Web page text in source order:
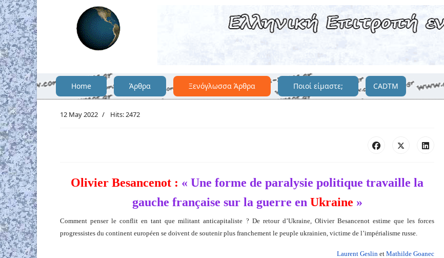
Home Άρθρα Ξενόγλωσσα Άρθρα Ποιοί είμαστε; CADTM
12 May 2022 Hits: 2472
Olivier Besancenot : « Une forme de paralysie politique travaille la
gauche française sur la guerre en Ukraine »
Comment penser le conflit en tant que militant anticapitaliste ? De retour d’Ukraine, Olivier Besancenot estime que les forces
progressistes du continent européen se doivent de soutenir plus franchement le peuple ukrainien, victime de l’impérialisme russe.
Laurent Geslin et Mathilde Goanec